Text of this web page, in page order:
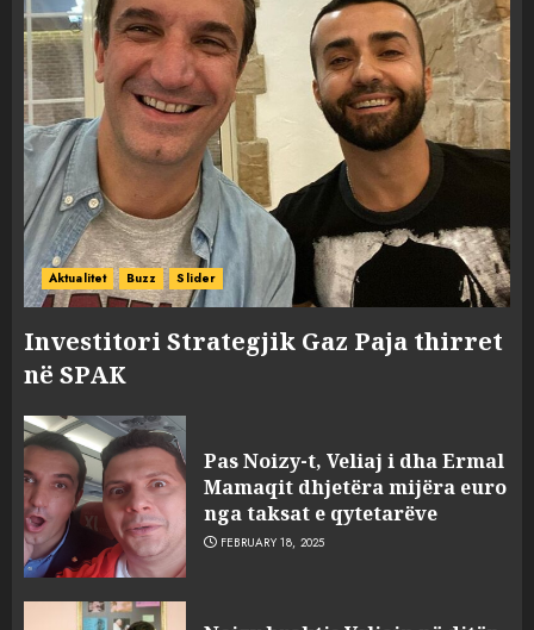
Aktualitet Buzz Slider
Investitori Strategjik Gaz Paja thirret
në SPAK
Pas Noizy-t, Veliaj i dha Ermal
Mamaqit dhjetëra mijëra euro
nga taksat e qytetarëve
FEBRUARY 18, 2025